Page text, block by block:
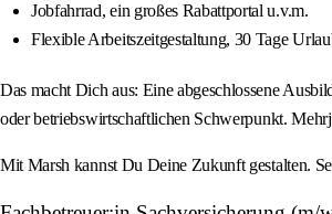
Jobfahrrad, ein großes Rabattportal u.v.m.
Flexible Arbeitszeitgestaltung, 30 Tage
Das macht Dich aus: Eine abgeschlossene
oder betriebswirtschaftlichen Schwerpunkt.
Mit Marsh kannst Du Deine Zukunft gestalten.